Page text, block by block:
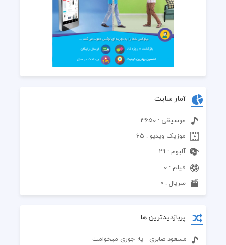
آمار سایت
موسیقی : 3650
موزیک ویدیو : 65
آلبوم : 29
فیلم : 0
سریال : 0
پربازدیدترین ها
مسعود صابری - یه جوری میخوامت